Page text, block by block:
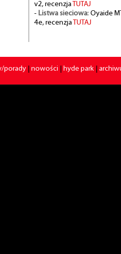
v2, recenzja TUTAJ
- Listwa sieciowa: Oyaide
4e, recenzja TUTAJ
porady nowości hyde park